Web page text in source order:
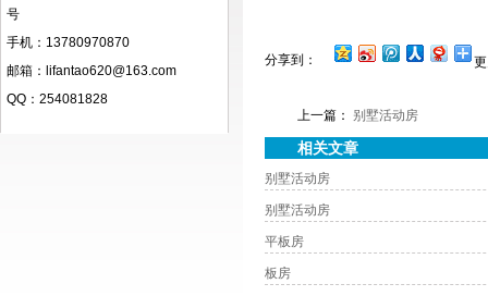
号
手机：13780970870
邮箱：lifantao620@163.com
QQ：254081828
分享到：
上一篇： 别墅活动房
相关文章
别墅活动房
别墅活动房
平板房
板房